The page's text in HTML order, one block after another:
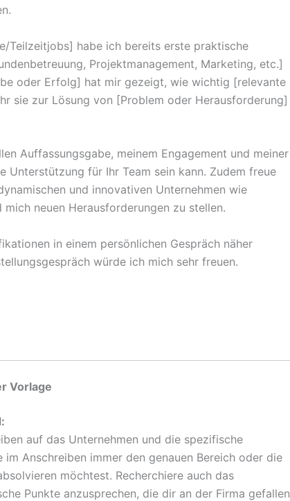
Teilzeitjobs] habe ich bereits erste praktische
Projektmanagement, Marketing, etc.]
oder Erfolg] hat mir gezeigt, wie wichtig [relevante
sie zur Lösung von [Problem oder Herausforderung]
Auffassungsgabe, meinem Engagement und meiner
Unterstützung für Ihr Team sein kann. Zudem freue
und innovativen Unternehmen wie
neuen Herausforderungen zu stellen.
in einem persönlichen Gespräch näher
würde ich mich sehr freuen.
Vorlage
auf das Unternehmen und die spezifische
im Anschreiben immer den genauen Bereich oder die
möchtest. Recherchiere auch das
Punkte anzusprechen, die dir an der Firma gefallen